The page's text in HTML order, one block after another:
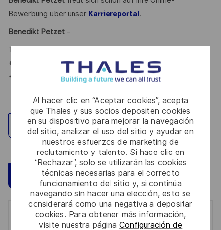
Al hacer clic en “Aceptar cookies”, acepta
que Thales y sus socios depositen cookies
en su dispositivo para mejorar la navegación
del sitio, analizar el uso del sitio y ayudar en
nuestros esfuerzos de marketing de
reclutamiento y talento. Si hace clic en
“Rechazar”, solo se utilizarán las cookies
técnicas necesarias para el correcto
funcionamiento del sitio y, si continúa
navegando sin hacer una elección, esto se
considerará como una negativa a depositar
cookies. Para obtener más información,
visite nuestra páginaConfiguración de
Bewerbung über unser Karriereportal.
Benedikt Petzet -
Talent Acquisition Partner #LI-BP1
+ 49 173 585 90 29
*Human Intelligence
Explorar ubicación
Aplicar ahora Guardar
Get notified for similar jobs